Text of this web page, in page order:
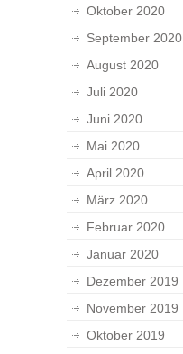
Oktober 2020
September 2020
August 2020
Juli 2020
Juni 2020
Mai 2020
April 2020
März 2020
Februar 2020
Januar 2020
Dezember 2019
November 2019
Oktober 2019